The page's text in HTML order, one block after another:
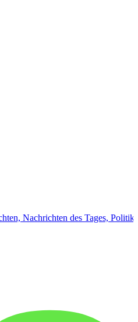
Nachrichten des Tages, Politik